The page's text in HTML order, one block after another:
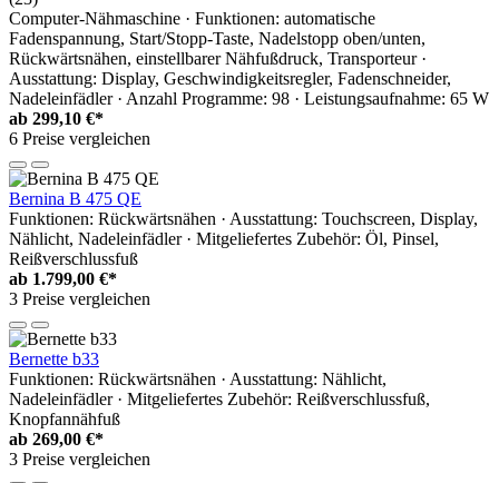
Computer-Nähmaschine · Funktionen: automatische
Fadenspannung, Start/Stopp-Taste, Nadelstopp oben/unten,
Rückwärtsnähen, einstellbarer Nähfußdruck, Transporteur ·
Ausstattung: Display, Geschwindigkeitsregler, Fadenschneider,
Nadeleinfädler · Anzahl Programme: 98 · Leistungsaufnahme: 65 W
ab 299,10 €*
6 Preise vergleichen
Bernina B 475 QE
Funktionen: Rückwärtsnähen · Ausstattung: Touchscreen, Display,
Nählicht, Nadeleinfädler · Mitgeliefertes Zubehör: Öl, Pinsel,
Reißverschlussfuß
ab 1.799,00 €*
3 Preise vergleichen
Bernette b33
Funktionen: Rückwärtsnähen · Ausstattung: Nählicht,
Nadeleinfädler · Mitgeliefertes Zubehör: Reißverschlussfuß,
Knopfannähfuß
ab 269,00 €*
3 Preise vergleichen